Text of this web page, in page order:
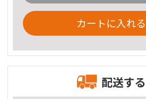
カートに入れる
配送する